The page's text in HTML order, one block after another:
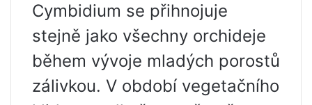
Cymbidium se přihnojuje
stejně jako všechny orchideje
během vývoje mladých porostů
zálivkou. V období vegetačního